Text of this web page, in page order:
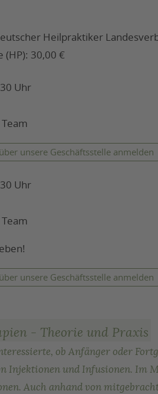
Heilpraktiker
(HP): 30,00 €
Uhr
unsere Geschäftsstelle anmelden
Uhr
unsere Geschäftsstelle anmelden
- Theorie und Praxis
ob Anfänger oder
Injektionen und Infusionen. Im
Auch anhand von